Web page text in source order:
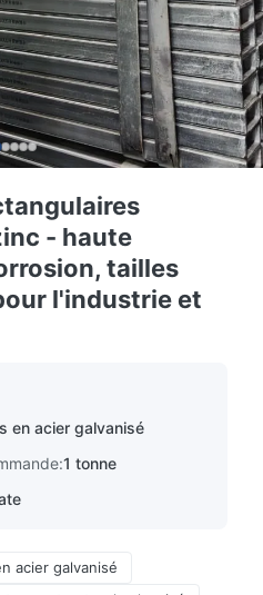
- haute
tailles
l'industrie et
en acier galvanisé
1 tonne
acier galvanisé